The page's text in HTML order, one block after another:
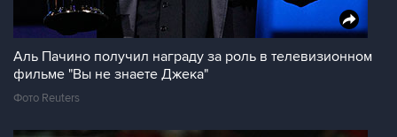
Аль Пачино получил награду за роль в телевизионном
фильме "Вы не знаете Джека"
Фото Reuters